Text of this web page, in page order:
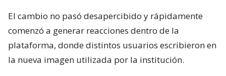
El cambio no pasó desapercibido y rápidamente
comenzó a generar reacciones dentro de la
plataforma, donde distintos usuarios escribieron en
la nueva imagen utilizada por la institución.